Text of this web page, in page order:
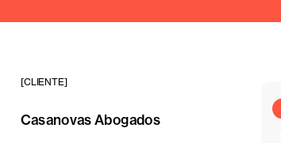
[CLIENTE]
Casanovas Abogados